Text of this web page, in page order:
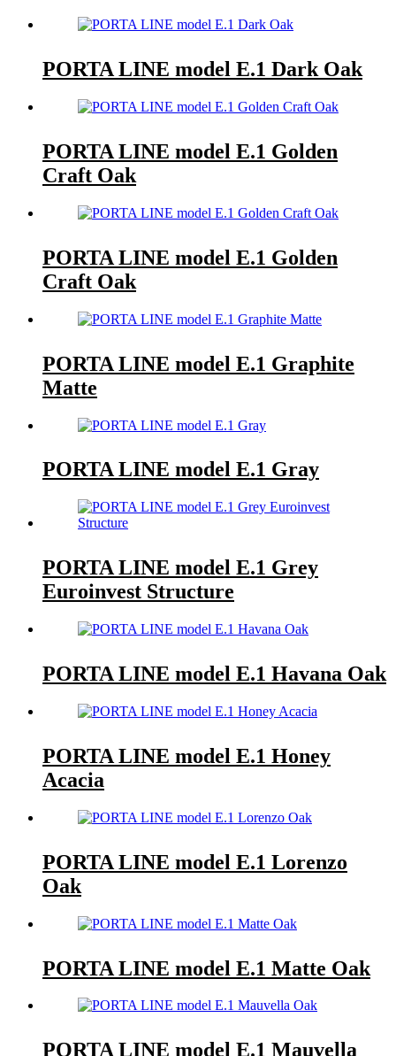
PORTA LINE model E.1 Dark Oak
PORTA LINE model E.1 Golden
Craft Oak
PORTA LINE model E.1 Golden
Craft Oak
PORTA LINE model E.1 Graphite
Matte
PORTA LINE model E.1 Gray
PORTA LINE model E.1 Grey
Euroinvest Structure
PORTA LINE model E.1 Havana Oak
PORTA LINE model E.1 Honey
Acacia
PORTA LINE model E.1 Lorenzo
Oak
PORTA LINE model E.1 Matte Oak
PORTA LINE model E.1 Mauvella